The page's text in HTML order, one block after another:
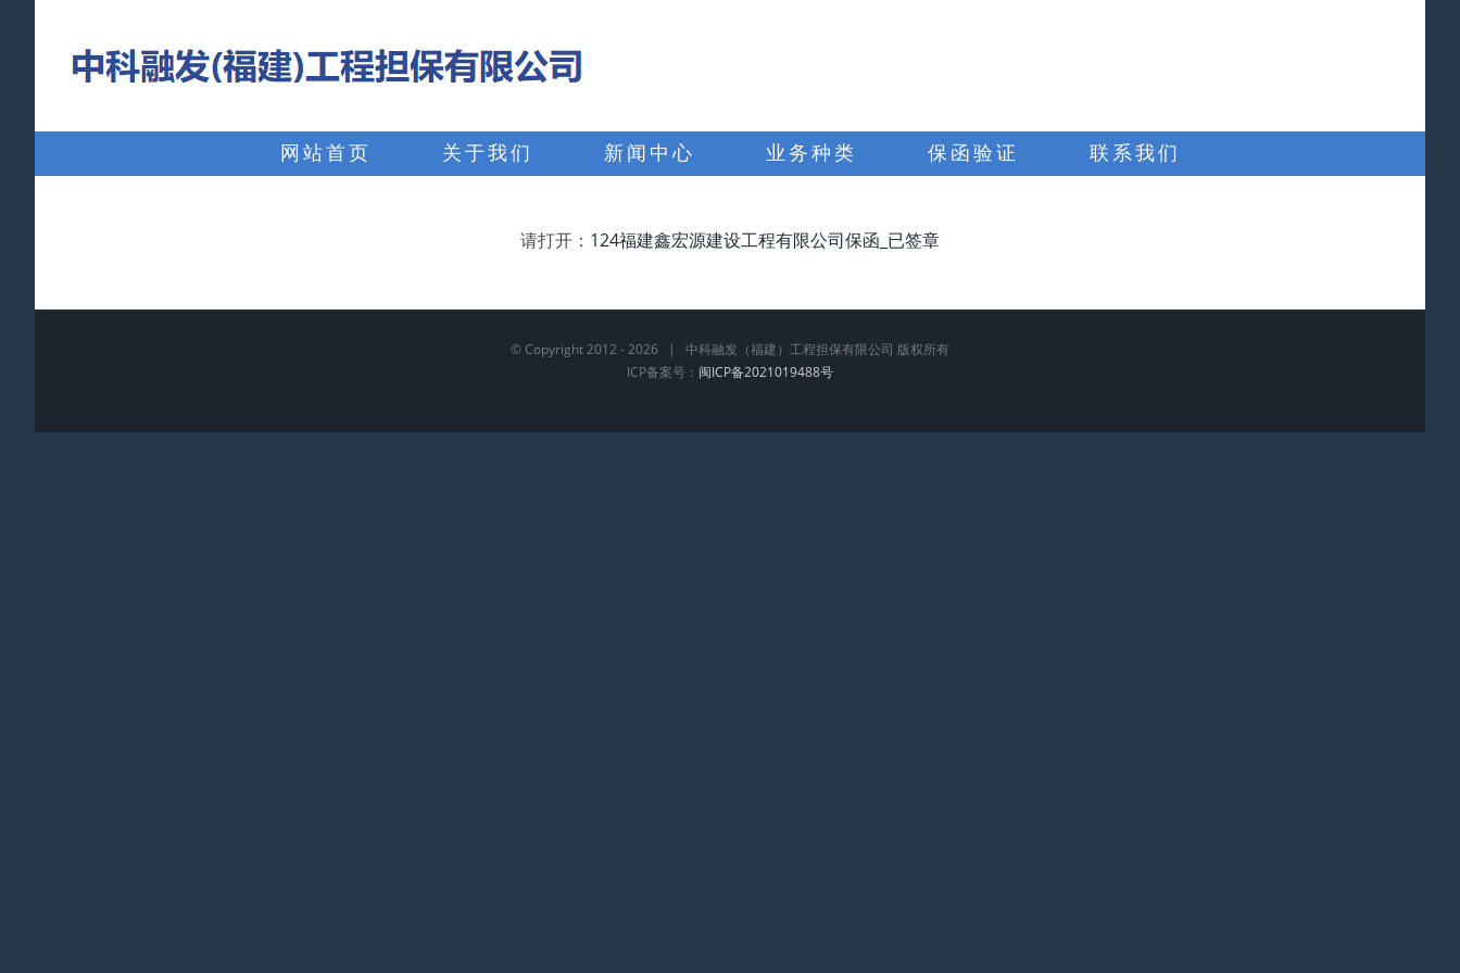
搜
网站首页 关于我们 新闻中心 业务种类 保函验证 联系我们
请打开： 124福建鑫宏源建设工程有限公司保函_已签章
© Copyright 2012 -2026 | 中科融发（福建）工程担保有限公司 版权所有
ICP备案号： 闽ICP备2021019488号